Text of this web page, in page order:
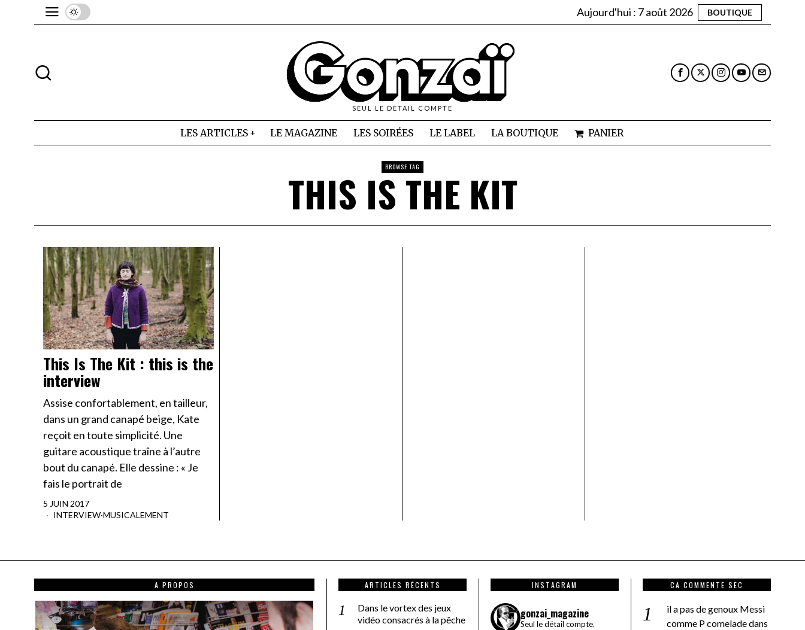
Aujourd'hui : 7 août 2026 BOUTIQUE
SEUL LE DETAIL COMPTE
LES ARTICLES LE MAGAZINE LES SOIRÉES LE LABEL LA BOUTIQUE PANIER
BROWSE TAG
THIS IS THE KIT
This Is The Kit : this is the
interview
Assise confortablement, en tailleur,
dans un grand canapé beige, Kate
reçoit en toute simplicité. Une
guitare acoustique traîne à l’autre
bout du canapé. Elle dessine : « Je
fais le portrait de
5 JUIN 2017
INTERVIEW·MUSICALEMENT
A PROPOS ARTICLES RÉCENTS
Dans le vortex des jeux
vidéo consacrés à la pêche
INSTAGRAM
gonzai_magazine
Seul le détail compte.
CA COMMENTE SEC
il a pas de genoux Messi
comme P comeladedans